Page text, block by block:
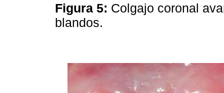
Figura 5: Colgajo coronal
blandos.